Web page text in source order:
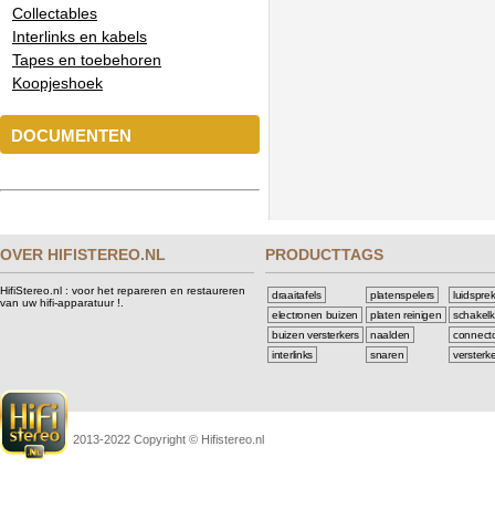
Collectables
Interlinks en kabels
Tapes en toebehoren
Koopjeshoek
DOCUMENTEN
OVER HIFISTEREO.NL
HifiStereo.nl : voor het repareren en restaureren
van uw hifi-apparatuur !.
PRODUCTTAGS
draaitafels
electronen buizen
buizen versterkers
interlinks
platenspelers
platen reinigen
naalden
snaren
2013-2022 Copyright © Hifistereo.nl